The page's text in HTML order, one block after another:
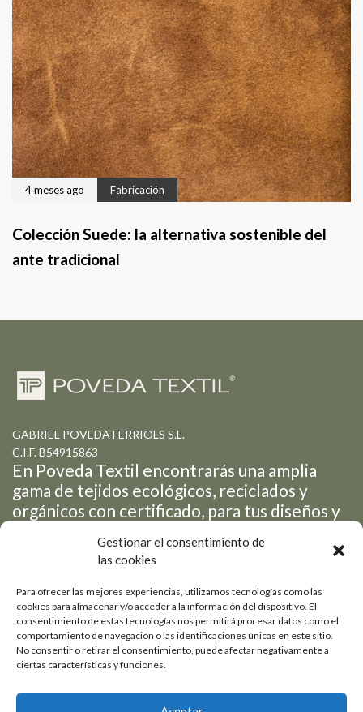
Gestionar el consentimiento de
las cookies
Para ofrecer las mejores experiencias, utilizamos tecnologías como las
cookies para almacenar y/o acceder a la información del dispositivo. El
consentimiento de estas tecnologías nos permitirá procesar datos como el
comportamiento de navegación o las identificaciones únicas en este sitio.
No consentir o retirar el consentimiento, puede afectar negativamente a
ciertas características y funciones.
4 meses ago Fabricación
Colección Suede: la alternativa sostenible del
ante tradicional
GABRIEL POVEDA FERRIOLS S.L.
C.I.F. B54915863
En Poveda Textil encontrarás una amplia
gama de tejidos ecológicos, reciclados y
orgánicos con certificado, para tus diseños y
Petrer
Pol. Ind. Salinetas - Avda
de la Libertad, 19-3
+ 34 965 05 31 24
info@povedatextil.com